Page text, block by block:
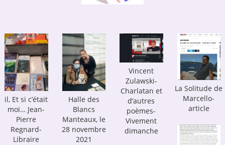
il, Et si c’était
moi… Jean-
Pierre
Regnard-
Libraire
Halle des
Blancs
Manteaux, le
28 novembre
2021
Vincent
Zulawski-
Charlatan et
d’autres
poèmes-
Vivement
dimanche
La Solitude de
Marcello-
article